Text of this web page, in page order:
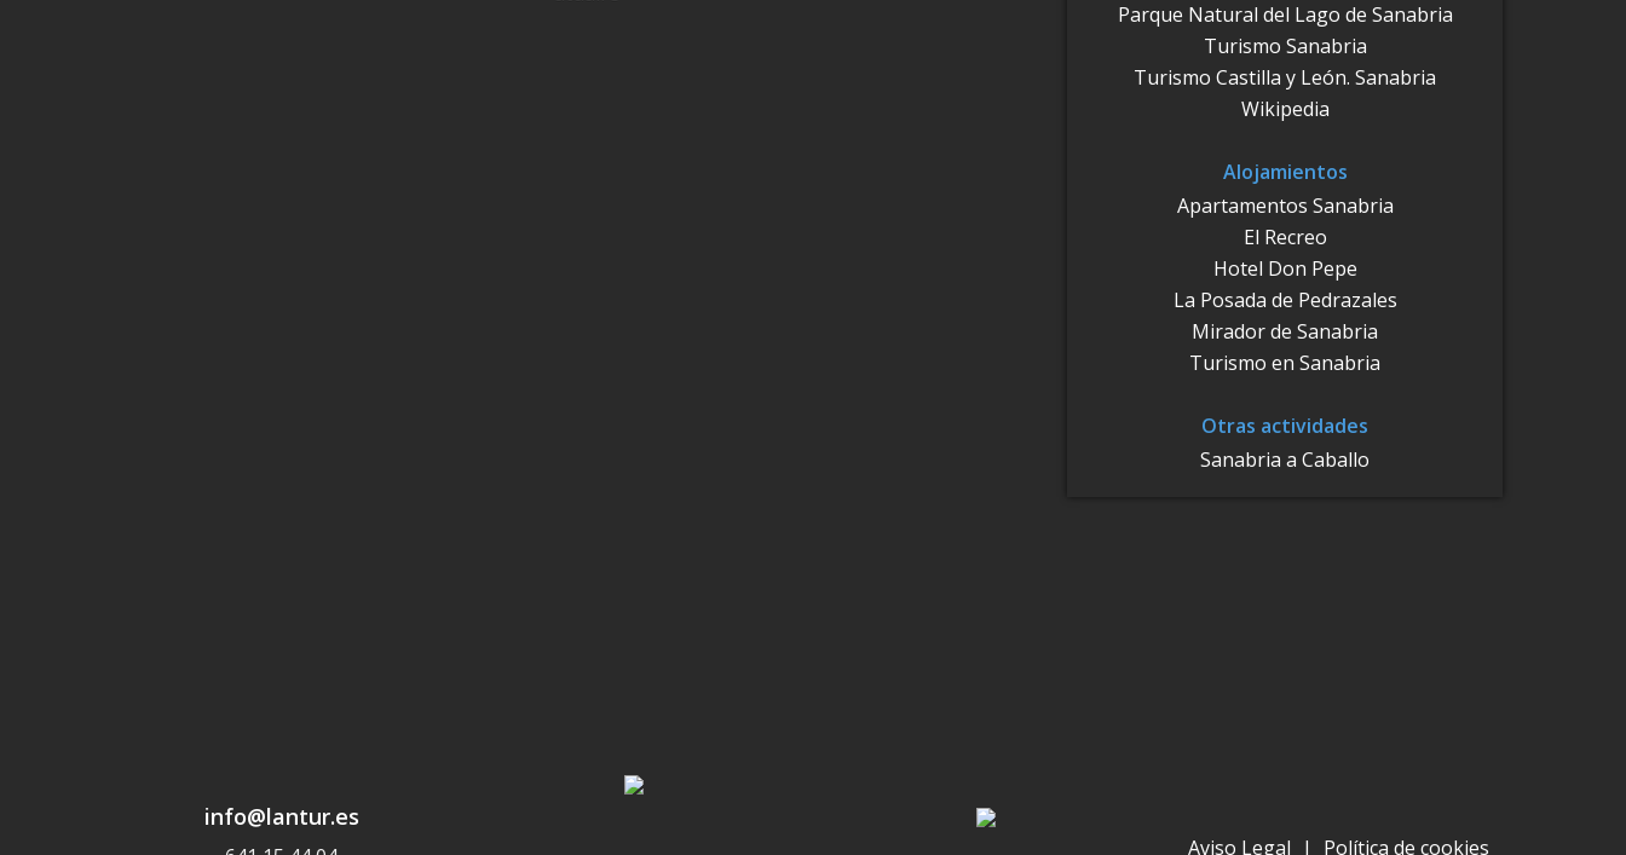
Parque Natural del Lago de Sanabria
Turismo Sanabria
Turismo Castilla y León. Sanabria
Wikipedia
Alojamientos
Apartamentos Sanabria
El Recreo
Hotel Don Pepe
La Posada de Pedrazales
Mirador de Sanabria
Turismo en Sanabria
Otras actividades
Sanabria a Caballo
info@lantur.es
Aviso Legal | Política de cookies